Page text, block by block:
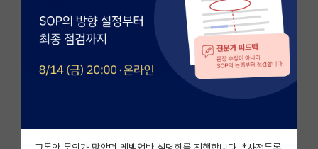
오픈랩 전체보기
PI 회원 신청
커뮤니티
유학교육
김선주
중앙대학교 화학신소재공학부
fskim@cau.ac.kr
http://cau.ac.kr/~fskim
즐겨찾기